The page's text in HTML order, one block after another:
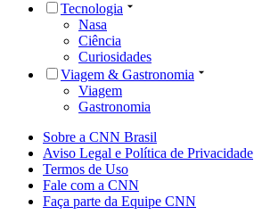
Tecnologia
Nasa
Ciência
Curiosidades
Viagem & Gastronomia
Viagem
Gastronomia
Sobre a CNN Brasil
Aviso Legal e Política de Privacidade
Termos de Uso
Fale com a CNN
Faça parte da Equipe CNN